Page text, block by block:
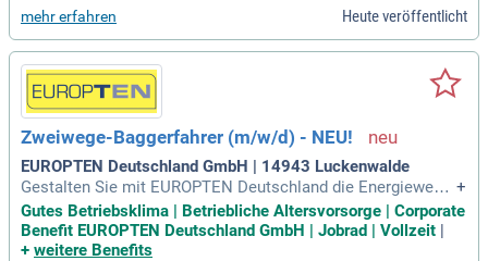
hlag und die Beschickung von Produktionsanlagen. Vorauss
etzungen sind ein Führerschein Klasse B und Erfahrung im B
edienen von Maschinen. Wir bieten eine Anstellung in einem
internationalen Familienunternehmen mit Leistungsgerecht
er Vergütung und attraktiven Zusatzleistungen. Dazu gehöre
n die Bereitstellung von Arbeitskleidung und ein Leasing-An
gebot für Fahrräder und E-Bikes. Bewerben Sie sich jetzt und
werden Sie Teil unseres engagierten Teams!
mehr erfahren Heute veröffentlicht
Zweiwege-Baggerfahrer (m/w/d) - NEU!
EUROPTEN Deutschland GmbH | 14943 Luckenwalde
Gestalten Sie mit EUROPTEN Deutschland die Energiewend
e aktiv! Unser wachstumsorientiertes Unternehmen im Fahrl
eitungsbau bietet innovative Lösungen für eine nachhaltige
Zukunft. Wir fördern Teamgeist, Eigenverantwortung und ind
+
Gutes Betriebsklima | Betriebliche Altersvorsorge | Corporate
Benefit EUROPTEN Deutschland GmbH | Jobrad | Vollzeit |
+ weitere Benefits